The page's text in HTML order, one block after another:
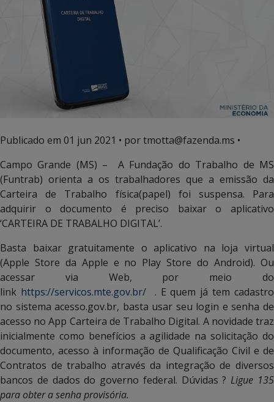
Publicado em 01 jun 2021 • por tmotta@fazenda.ms •
Campo Grande (MS) – A Fundação do Trabalho de MS
(Funtrab) orienta a os trabalhadores que a emissão da
Carteira de Trabalho física(papel) foi suspensa. Para
adquirir o documento é preciso baixar o aplicativo
‘CARTEIRA DE TRABALHO DIGITAL’.
Basta baixar gratuitamente o aplicativo na loja virtual
(Apple Store da Apple e no Play Store do Android). Ou
acessar via Web, por meio do
link https://servicos.mte.gov.br/. E quem já tem cadastro
no sistema acesso.gov.br, basta usar seu login e senha de
acesso no App Carteira de Trabalho Digital. A novidade traz
inicialmente como benefícios a agilidade na solicitação do
documento, acesso à informação de Qualificação Civil e de
Contratos de trabalho através da integração de diversos
bancos de dados do governo federal. Dúvidas ?Ligue 135
para obter a senha provisória.